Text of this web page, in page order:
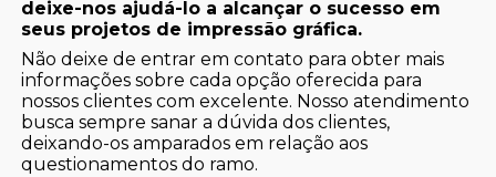
deixe-nos ajudá-lo a alcançar o sucesso em
seus projetos de impressão gráfica.
Não deixe de entrar em contato para obter mais
informações sobre cada opção oferecida para
nossos clientes com excelente. Nosso atendimento
busca sempre sanar a dúvida dos clientes,
deixando-os amparados em relação aos
questionamentos do ramo.